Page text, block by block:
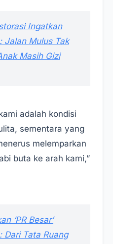
Ingatkan
Jalan Mulus Tak
Masih Gizi
adalah kondisi
sementara yang
melemparkan
buta ke arah kami,”
‘PR Besar’
Dari Tata Ruang